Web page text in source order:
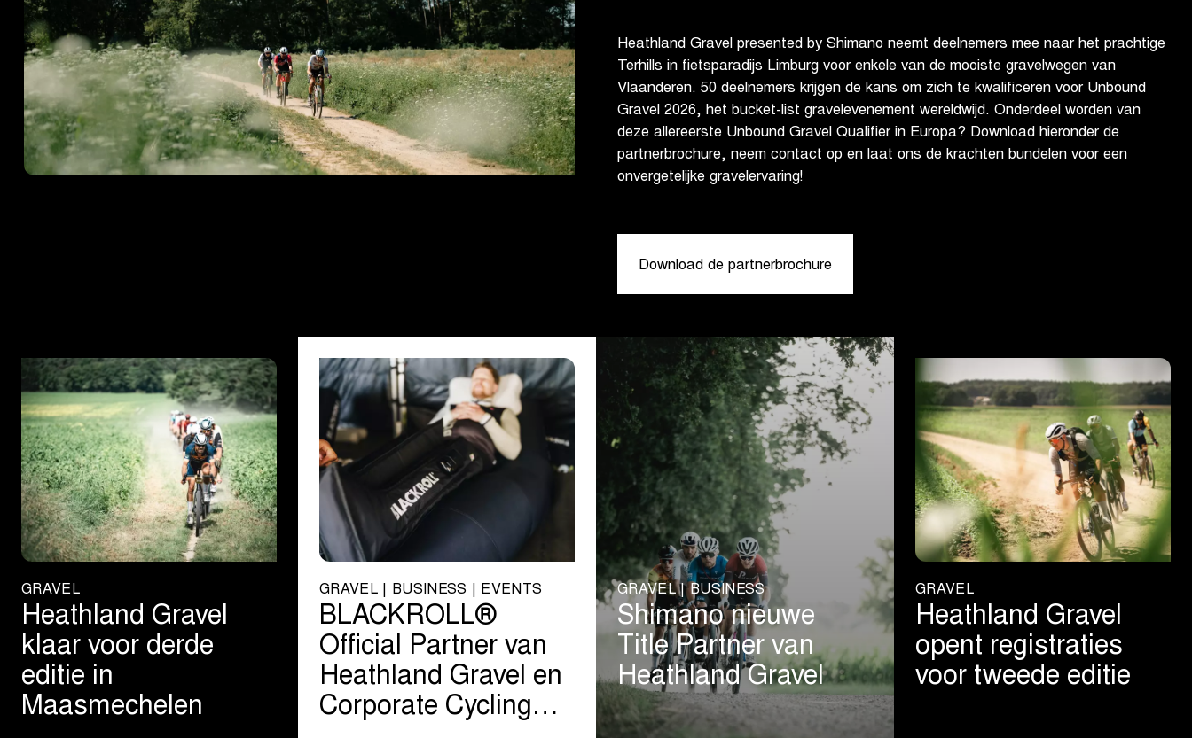
Heathland Gravel presented by Shimano neemt deelnemers mee naar het prachtige
Terhills in fietsparadijs Limburg voor enkele van de mooiste gravelwegen van
Vlaanderen. 50 deelnemers krijgen de kans om zich te kwalificeren voor Unbound
Gravel 2026, het bucket-list gravelevenement wereldwijd. Onderdeel worden van
deze allereerste Unbound Gravel Qualifier in Europa? Download hieronder de
partnerbrochure, neem contact op en laat ons de krachten bundelen voor een
onvergetelijke gravelervaring!
Download de partnerbrochure
GRAVEL
Heathland Gravel
klaar voor derde
editie in
Maasmechelen
GRAVEL | BUSINESS | EVENTS
BLACKROLL®
Official Partner van
Heathland Gravel en
Corporate Cycling
GRAVEL | BUSINESS
Shimano nieuwe
Title Partner van
Heathland Gravel
GRAVEL
Heathland Gravel
opent registraties
voor tweede editie